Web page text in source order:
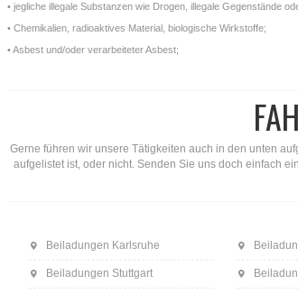
• jegliche illegale Substanzen wie Drogen, illegale Gegenstände
• Chemikalien, radioaktives Material, biologische Wirkstoffe;
• Asbest und/oder verarbeiteter Asbest;
Gerne führen wir unsere Tätigkeiten auch in den unten
aufgelistet ist, oder nicht. Senden Sie uns doch einfach
Beiladungen Karlsruhe
Beiladungen Stuttgart